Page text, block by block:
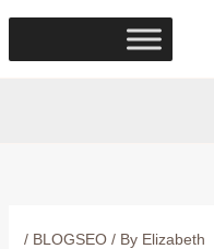
content
/ BLOGSEO/ By Elizabeth